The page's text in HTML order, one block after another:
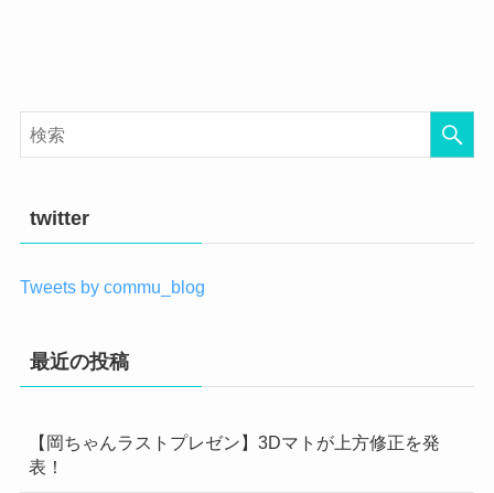
twitter
Tweets by commu_blog
最近の投稿
【岡ちゃんラストプレゼン】3Dマトが上方修正を発
表！